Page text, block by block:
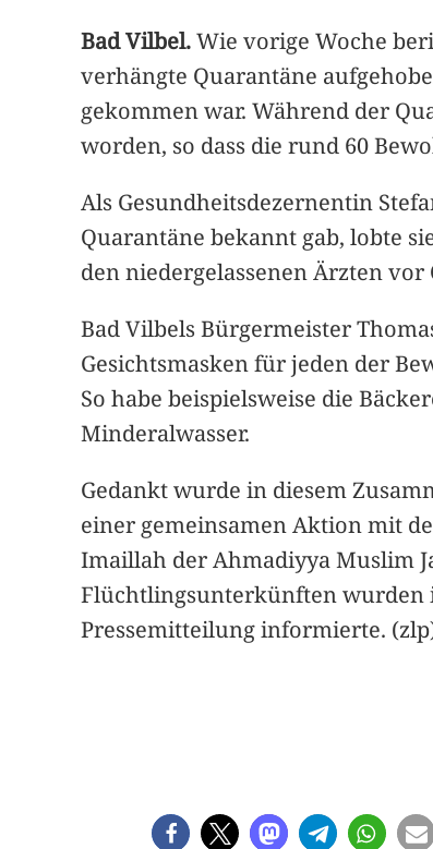
Bad Vilbel.Wie vorige Woche
verhängte Quarantäne
gekommen war. Während der
worden, so dass die rund 60
Als Gesundheitsdezernentin
Quarantäne bekannt gab, lobte
den niedergelassenen Ärzten vor
Bad Vilbels Bürgermeister
Gesichtsmasken für jeden der
So habe beispielsweise die
Minderalwasser.
Gedankt wurde in diesem
einer gemeinsamen Aktion mit
Imaillah der Ahmadiyya Muslim
Flüchtlingsunterkünften wurden
Pressemitteilung informierte.